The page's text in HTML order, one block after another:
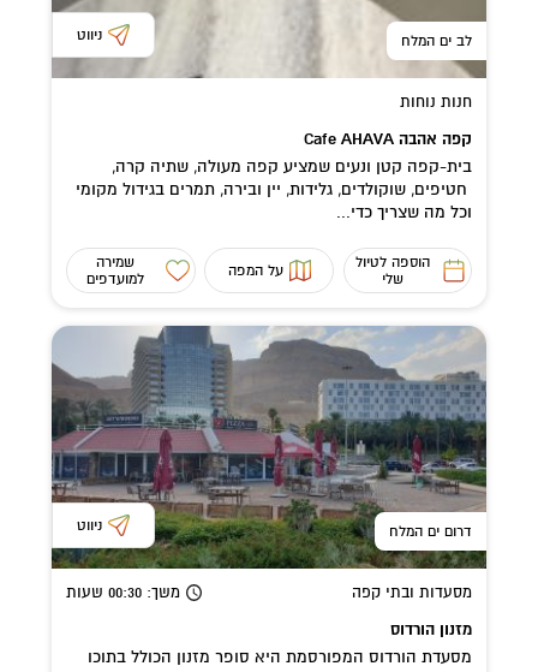
לב ים המלח ניווט
חנות נוחות
קפה אהבה Cafe AHAVA
בית-קפה קטן ונעים שמציע קפה מעולה, שתיה קרה,
חטיפים, שוקולדים, גלידות, יין ובירה, תמרים בגידול מקומי
וכל מה שצריך כדי...
הוספה לטיול
שלי
על המפה
שמירה
למועדפים
דרום ים המלח ניווט
מסעדות ובתי קפה משך: 00:30 שעות
מזנון הורדוס
מסעדת הורדוס המפורסמת היא סופר מזנון הכולל בתוכו